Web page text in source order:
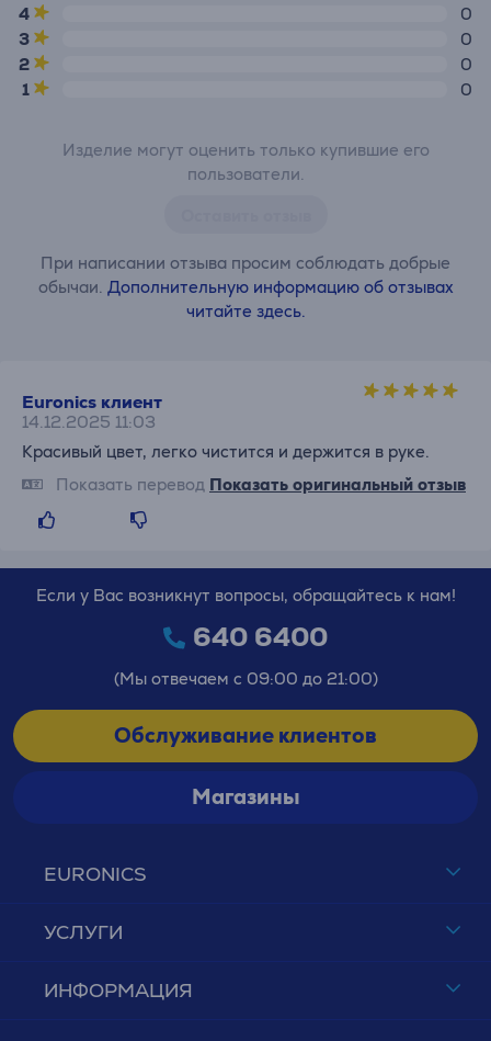
4
0
3
0
2
0
1
0
Изделие могут оценить только купившие его
пользователи.
При написании отзыва просим соблюдать добрые
обычаи. Дополнительную информацию об отзывах
читайте здесь.
Euronics клиент
14.12.2025 11:03
Красивый цвет, легко чистится и держится в руке.
Показать перевод Показать оригинальный отзыв
EURONICS
УСЛУГИ
ИНФОРМАЦИЯ
Если у Вас возникнут вопросы, обращайтесь к нам!
640 6400
(Мы отвечаем с 09:00 до 21:00)
Обслуживание клиентов
Магазины